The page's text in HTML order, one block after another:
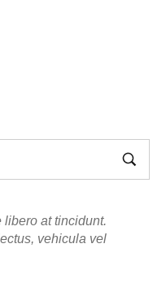
at tincidunt.
vehicula vel